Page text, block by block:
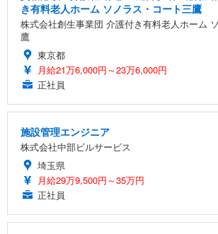
き有料老人ホーム ソノラス・コート三鷹
株式会社創生事業団 介護付き有料老人ホーム
鷹
東京都
月給21万6,000円～23万6,000円
正社員
施設管理エンジニア
株式会社中部ビルサービス
埼玉県
月給29万9,500円～35万円
正社員